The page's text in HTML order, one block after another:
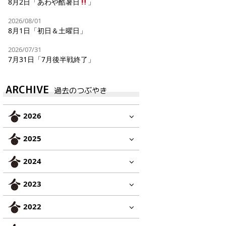
2026/08/01
8月1日「初日＆土曜日」
2026/07/31
7月31日「7月後半戦終了」
ARCHIVE 過去のつぶやき
2026
2025
2024
2023
2022